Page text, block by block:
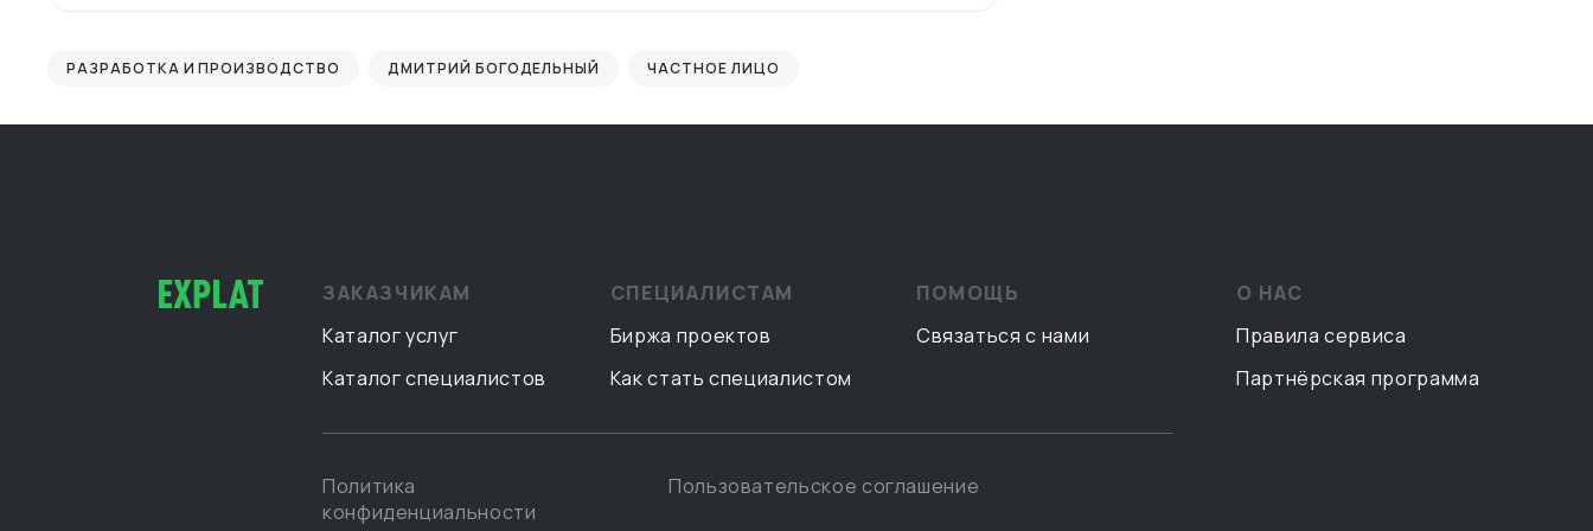
РАЗРАБОТКА И ПРОИЗВОДСТВО ДМИТРИЙ БОГОДЕЛЬНЫЙ ЧАСТНОЕ ЛИЦО
ЗАКАЗЧИКАМ
Каталог услуг
Каталог специалистов
СПЕЦИАЛИСТАМ
Биржа проектов
Как стать специалистом
ПОМОЩЬ
Связаться с нами
Политика
конфиденциальности
Пользовательское соглашение
О НАС
Правила сервиса
Партнёрская программа